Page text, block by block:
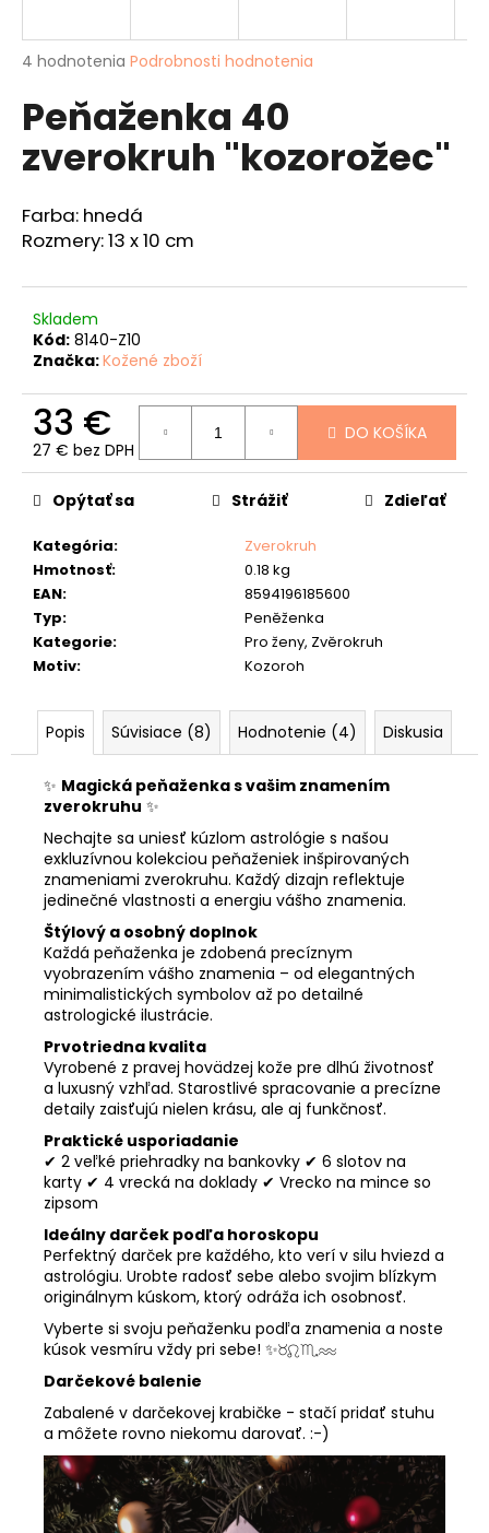
Priemerné
produktu
je
z
hviezdičiek.
4 hodnotenia Podrobnosti hodnotenia
Peňaženka 40
zverokruh "kozorožec"
Farba: hnedá
Rozmery: 13 x 10 cm
Skladem
Kód: 8140-Z10
Značka:Kožené zboží
33 €
27 € bez DPH
Jednotková
cena:
DO KOŠÍKA
Kategória:
Zverokruh
Hmotnosť:
0.18 kg
EAN:
8594196185600
Typ:
Peněženka
Kategorie:
Pro ženy, Zvěrokruh
Motiv: Kozoroh
Opýtať sa Strážiť Zdieľať
Popis Súvisiace (8) Hodnotenie (4) Diskusia
✨ Magická peňaženka s vašim znamením
zverokruhu ✨
Nechajte sa uniesť kúzlom astrológie s našou
exkluzívnou kolekciou peňaženiek inšpirovaných
znameniami zverokruhu. Každý dizajn reflektuje
jedinečné vlastnosti a energiu vášho znamenia.
Štýlový a osobný doplnok
Každá peňaženka je zdobená precíznym
vyobrazením vášho znamenia – od elegantných
minimalistických symbolov až po detailné
astrologické ilustrácie.
Prvotriedna kvalita
Vyrobené z pravej hovädzej kože pre dlhú životnosť
a luxusný vzhľad. Starostlivé spracovanie a precízne
detaily zaisťujú nielen krásu, ale aj funkčnosť.
Praktické usporiadanie
✔ 2 veľké priehradky na bankovky ✔ 6 slotov na
karty ✔ 4 vrecká na doklady ✔ Vrecko na mince so
zipsom
Ideálny darček podľa horoskopu
Perfektný darček pre každého, kto verí v silu hviezd a
astrológiu. Urobte radosť sebe alebo svojim blízkym
originálnym kúskom, ktorý odráža ich osobnosť.
Vyberte si svoju peňaženku podľa znamenia a noste
kúsok vesmíru vždy pri sebe! ✨♉♌♏♒
Darčekové balenie
Zabalené v darčekovej krabičke - stačí pridať stuhu
a môžete rovno niekomu darovať. :-)
j
ť
?
O
d
p
o
ú
č
m
e
KOŽENÝ
OPASOK
"LOVU
ZDAR"